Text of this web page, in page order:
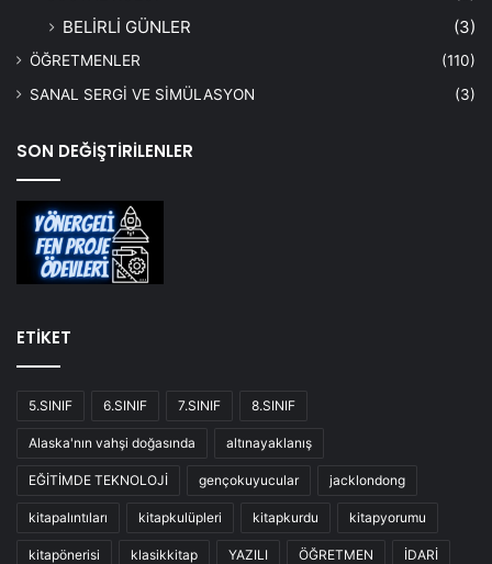
BELİRLİ GÜNLER (3)
ÖĞRETMENLER
(110)
SANAL SERGİ VE SİMÜLASYON
(3)
SON DEĞİŞTİRİLENLER
ETİKET
5.SINIF 6.SINIF 7.SINIF 8.SINIF
Alaska'nın vahşi doğasında altınayaklanış
EĞİTİMDE TEKNOLOJİ gençokuyucular jacklondong
kitapalıntıları kitapkulüpleri kitapkurdu kitapyorumu
kitapönerisi klasikkitap YAZILI ÖĞRETMEN İDARİ